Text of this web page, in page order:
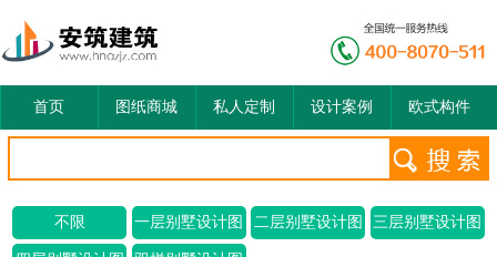
首页 图纸商城 私人定制 设计案例 欧式构件
不限 一层别墅设计图 二层别墅设计图 三层别墅设计图